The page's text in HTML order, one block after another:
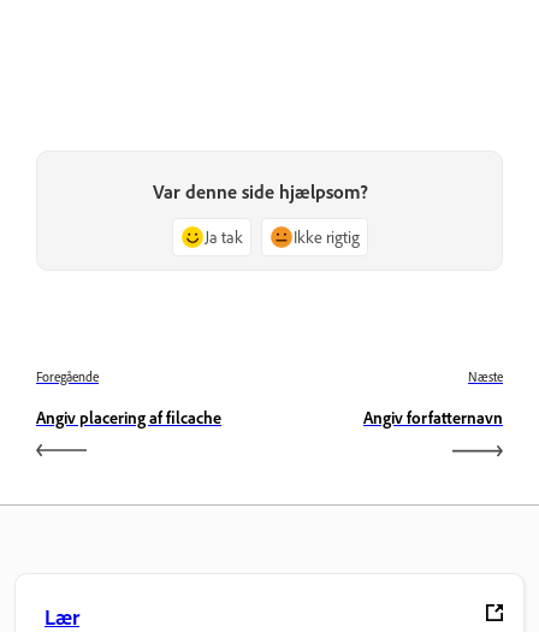
Var denne side hjælpsom?
Ja tak Ikke rigtig
Foregående
Angiv placering af filcache
Næste
Angiv forfatternavn
Lær